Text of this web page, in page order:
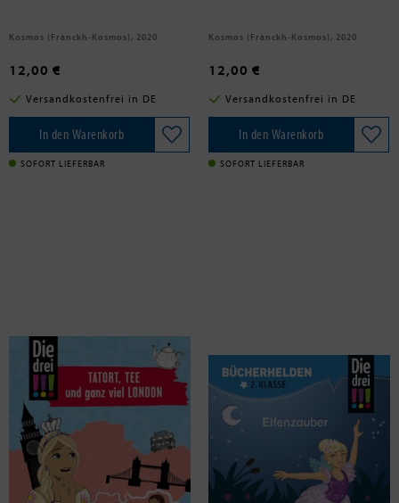
Kosmos (Franckh-Kosmos), 2020
12,00 €
Versandkostenfrei in DE
In den Warenkorb
SOFORT LIEFERBAR
Kosmos (Franckh-Kosmos), 2020
12,00 €
Versandkostenfrei in DE
In den Warenkorb
SOFORT LIEFERBAR